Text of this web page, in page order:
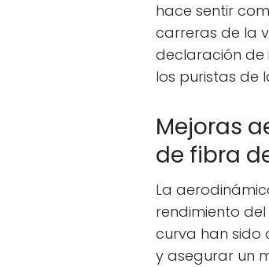
hace sentir
carreras de la
declaración de
los puristas de
Mejoras
de fibra
La
rendimiento
curva han sido
y asegurar un